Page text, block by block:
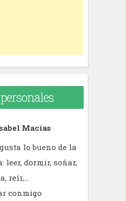
Macías
lo bueno de la
leer, dormir, soñar,
reír,...
conmigo